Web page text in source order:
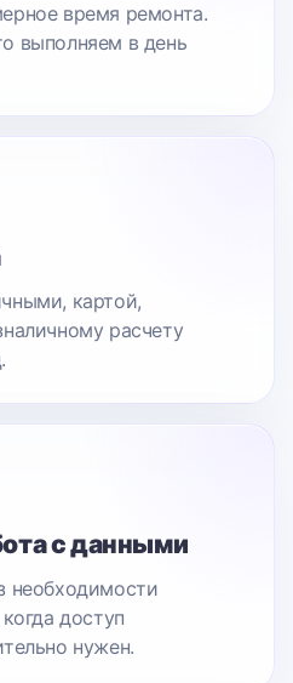
время ремонта.
выполняем в день
картой,
расчету
с данными
необходимости
доступ
нужен.